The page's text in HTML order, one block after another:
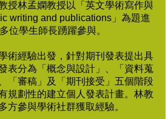
授林孟嫻教授以「英文學術寫作與
writing and publications」為題進
位學生師長踴躍參與。
術經驗出發，針對期刊發表提出具
表分為「概念與設計」、「資料蒐
「審稿」及「期刊接受」五個階段
規劃性的建立個人發表計畫。 林教
方參與學術社群獲取經驗。